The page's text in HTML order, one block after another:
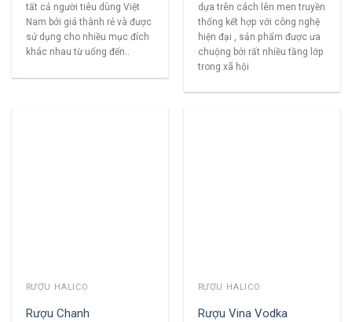
tất cả người tiêu dùng Việt
Nam bởi giá thành rẻ và được
sử dụng cho nhiều mục đích
khác nhau từ uống đến..
dựa trên cách lên men truyền
thống kết hợp với công nghệ
hiện đại , sản phẩm được ưa
chuộng bởi rất nhiều tầng lớp
trong xã hội
RƯỢU HALICO
Rượu Chanh
RƯỢU HALICO
Rượu Vina Vodka